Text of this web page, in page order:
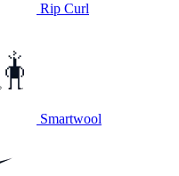
Rip Curl
Smartwool